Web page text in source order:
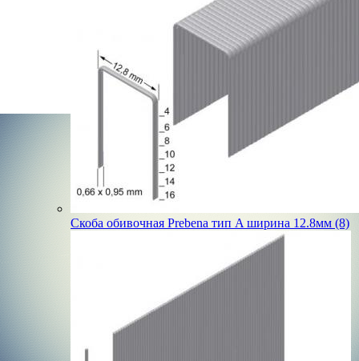
Скоба обивочная Prebena тип A ширина 12.8мм (8)